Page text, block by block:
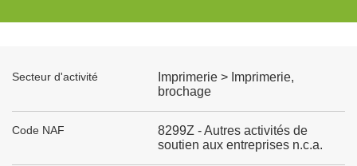
Secteur d'activité
Imprimerie > Imprimerie,
brochage
Code NAF
8299Z - Autres activités de
soutien aux entreprises n.c.a.